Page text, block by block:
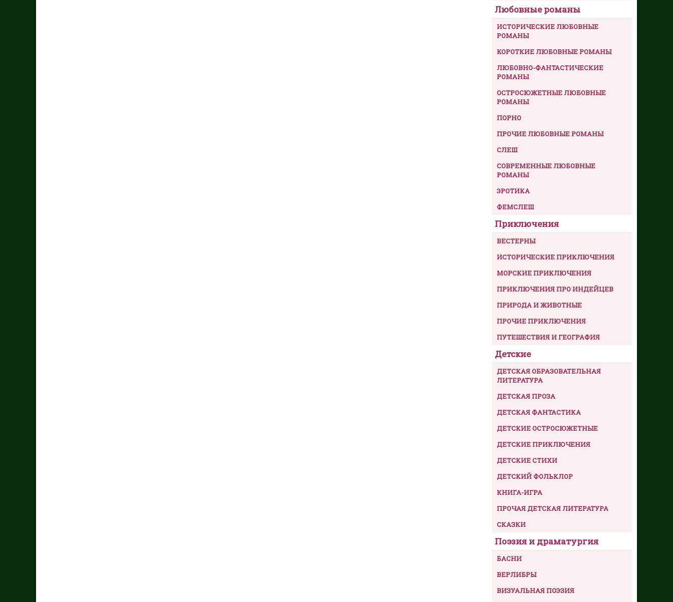
Любовные романы
ИСТОРИЧЕСКИЕ ЛЮБОВНЫЕ
РОМАНЫ
КОРОТКИЕ ЛЮБОВНЫЕ РОМАНЫ
ЛЮБОВНО-ФАНТАСТИЧЕСКИЕ
РОМАНЫ
ОСТРОСЮЖЕТНЫЕ ЛЮБОВНЫЕ
РОМАНЫ
ПОРНО
ПРОЧИЕ ЛЮБОВНЫЕ РОМАНЫ
СЛЕШ
СОВРЕМЕННЫЕ ЛЮБОВНЫЕ
РОМАНЫ
ЭРОТИКА
ФЕМСЛЕШ
Приключения
ВЕСТЕРНЫ
ИСТОРИЧЕСКИЕ ПРИКЛЮЧЕНИЯ
МОРСКИЕ ПРИКЛЮЧЕНИЯ
ПРИКЛЮЧЕНИЯ ПРО ИНДЕЙЦЕВ
ПРИРОДА И ЖИВОТНЫЕ
ПРОЧИЕ ПРИКЛЮЧЕНИЯ
ПУТЕШЕСТВИЯ И ГЕОГРАФИЯ
Детские
ДЕТСКАЯ ОБРАЗОВАТЕЛЬНАЯ
ЛИТЕРАТУРА
ДЕТСКАЯ ПРОЗА
ДЕТСКАЯ ФАНТАСТИКА
ДЕТСКИЕ ОСТРОСЮЖЕТНЫЕ
ДЕТСКИЕ ПРИКЛЮЧЕНИЯ
ДЕТСКИЕ СТИХИ
ДЕТСКИЙ ФОЛЬКЛОР
КНИГА-ИГРА
ПРОЧАЯ ДЕТСКАЯ ЛИТЕРАТУРА
СКАЗКИ
Поэзия и драматургия
БАСНИ
ВЕРЛИБРЫ
ВИЗУАЛЬНАЯ ПОЭЗИЯ